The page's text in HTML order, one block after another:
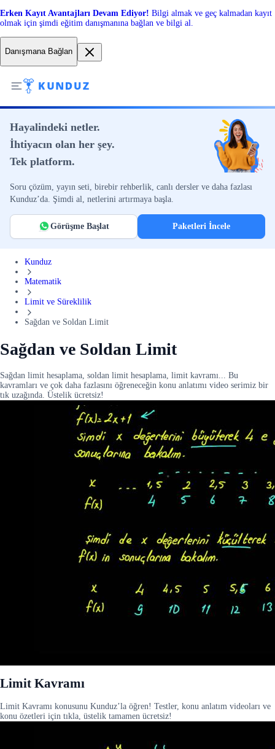
Erken Kayıt Avantajları Devam Ediyor! Bilgi almak ve geç kalmadan kayıt
olmak için şimdi eğitim danışmanına bağlan ve bilgi al.
Danışmana Bağlan
Hayalindeki netler.
İhtiyacın olan her şey.
Tek platform.
Soru çözüm, yayın seti, birebir rehberlik, canlı dersler ve daha fazlası
Kunduz’da. Şimdi al, netlerini artırmaya başla.
Görüşme Başlat Paketleri İncele
Kunduz
Matematik
Limit ve Süreklilik
Sağdan ve Soldan Limit
Sağdan ve Soldan Limit
Sağdan limit hesaplama, soldan limit hesaplama, limit kavramı... Bu
kavramları ve çok daha fazlasını öğreneceğin konu anlatımı video serimiz bir
tık uzağında. Üstelik ücretsiz!
Limit Kavramı
Limit Kavramı konusunu Kunduz’la öğren! Testler, konu anlatım videoları ve
konu özetleri için tıkla, üstelik tamamen ücretsiz!